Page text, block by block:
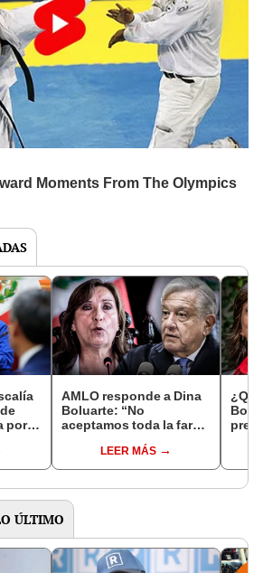
por
AMLO responde a Dina
Boluarte: “No
aceptamos toda la farsa
Pedro Castillo”
LEER MÁS
ÚLTIMO